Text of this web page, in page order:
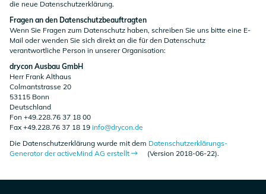
die neue Datenschutzerklärung.
Fragen an den Datenschutzbeauftragten
Wenn Sie Fragen zum Datenschutz haben, schreiben Sie uns bitte eine E-
Mail oder wenden Sie sich direkt an die für den Datenschutz
verantwortliche Person in unserer Organisation:
drycon Ausbau GmbH
Herr Frank Althaus
Colmantstrasse 20
53115 Bonn
Deutschland
Fon +49.228.76 37 18 00
Fax +49.228.76 37 18 19 info@drycon.de
Die Datenschutzerklärung wurde mit dem Datenschutzerklärungs-
Generator der activeMind AG erstellt
(Version 2018-06-22).